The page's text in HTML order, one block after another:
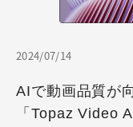
2024/07/14
AIで動画品質が
「Topaz Video